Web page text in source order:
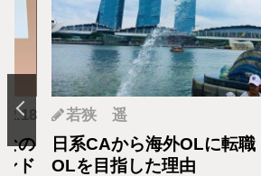
遥
から海外OLに転職！私が海外
指した理由